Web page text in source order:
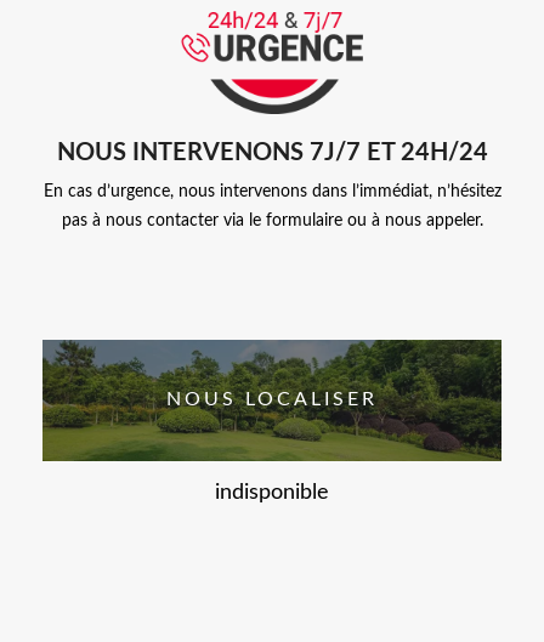
NOUS INTERVENONS 7J/7 ET 24H/24
En cas d’urgence, nous intervenons dans l’immédiat, n’hésitez
pas à nous contacter via le formulaire ou à nous appeler.
NOUS LOCALISER
indisponible